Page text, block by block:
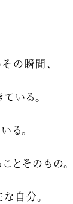
の瞬間、
いる。
る。
とそのもの。
自分。